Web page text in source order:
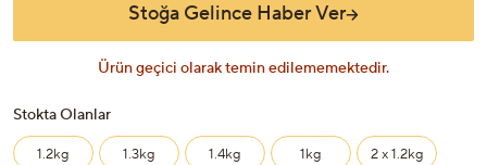
Stoğa Gelince Haber Ver
Ürün geçici olarak temin edilememektedir.
Stokta Olanlar
1.2kg 1.3kg 1.4kg 1kg 2 x 1.2kg